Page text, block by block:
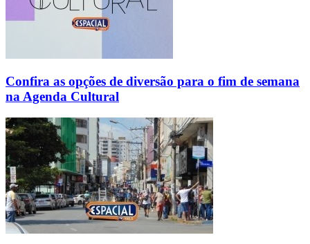
Confira as opções de diversão para o fim de semana
na Agenda Cultural